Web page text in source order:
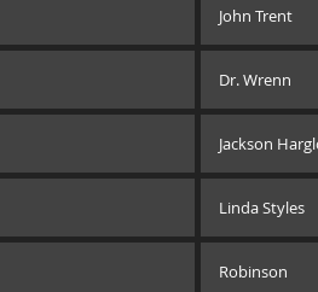
John Trent
Dr. Wrenn
Jackson
Linda Styles
Robinson